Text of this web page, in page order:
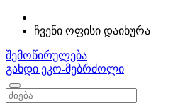
ჩვენი ოფისი დაიხურა
შემოწირულება
გახდი ეკო-მებრძოლი